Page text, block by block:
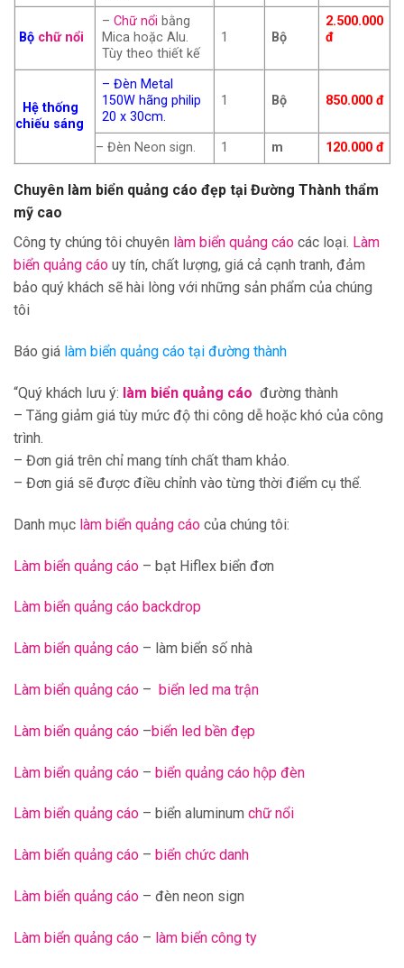
Bộ chữ nổi
–Chữ nổi bằng
Mica hoặc Alu.
Tùy theo thiết kế
1 Bộ
2.500.000
đ
Hệ thống
chiếu sáng
– Đèn Metal
150W hãng philip
20 x 30cm.
1 Bộ 850.000 đ
– Đèn Neon sign. 1 m 120.000 đ
Chuyên làm biển quảng cáo đẹp tại Đường Thành thẩm
mỹ cao
Công ty chúng tôi chuyên làm biển quảng cáo các loại. Làm
biển quảng cáo uy tín, chất lượng, giá cả cạnh tranh, đảm
bảo quý khách sẽ hài lòng với những sản phẩm của chúng
tôi
Báo giá làm biển quảng cáo tại đường thành
“Quý khách lưu ý: làm biển quảng cáo đường thành
– Tăng giảm giá tùy mức độ thi công dễ hoặc khó của công
trình.
– Đơn giá trên chỉ mang tính chất tham khảo.
– Đơn giá sẽ được điều chỉnh vào từng thời điểm cụ thể.
Danh mục làm biển quảng cáo của chúng tôi:
Làm biển quảng cáo – bạt Hiflex biển đơn
Làm biển quảng cáo backdrop
Làm biển quảng cáo – làm biển số nhà
Làm biển quảng cáo – biển led ma trận
Làm biển quảng cáo –biển led bền đẹp
Làm biển quảng cáo – biển quảng cáo hộp đèn
Làm biển quảng cáo – biển aluminum chữ nổi
Làm biển quảng cáo – biển chức danh
Làm biển quảng cáo – đèn neon sign
Làm biển quảng cáo – làm biển công ty